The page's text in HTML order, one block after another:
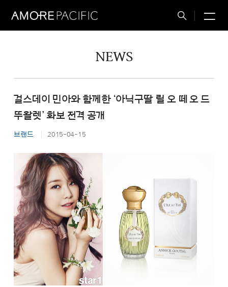
Total
NEWS
걸스데이 민아와 함께한 ‘아닉구딸 릴 오 떼 오 드
뚜왈렛’ 화보 전격 공개
브랜드 2015-04-15